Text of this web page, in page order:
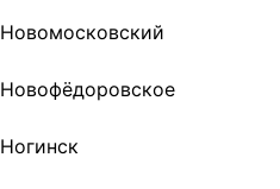
Новомосковский
Новофёдоровское
Ногинск